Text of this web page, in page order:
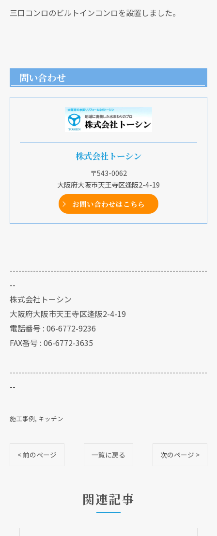
三口コンロのビルトインコンロを設置しました。
問い合わせ
株式会社トーシン
〒543-0062
大阪府大阪市天王寺区逢阪2-4-19
お問い合わせはこちら
--------------------------------------------------------------------
--
株式会社トーシン
大阪府大阪市天王寺区逢阪2-4-19
電話番号 : 06-6772-9236
FAX番号 : 06-6772-3635
--------------------------------------------------------------------
--
施工事例 キッチン
< 前のページ 一覧に戻る 次のページ >
関連記事